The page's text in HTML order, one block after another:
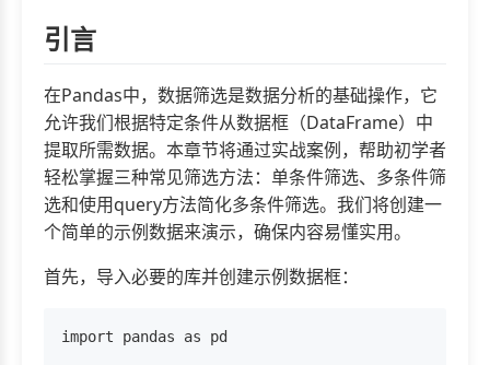
引言
在Pandas中，数据筛选是数据分析的基础操作，它
允许我们根据特定条件从数据框（DataFrame）中
提取所需数据。本章节将通过实战案例，帮助初学者
轻松掌握三种常见筛选方法：单条件筛选、多条件筛
选和使用query方法简化多条件筛选。我们将创建一
个简单的示例数据来演示，确保内容易懂实用。
首先，导入必要的库并创建示例数据框：
import pandas as pd